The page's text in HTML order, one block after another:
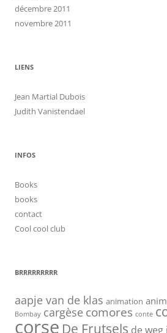
décembre 2011
novembre 2011
LIENS
Jean Martial Dubois
Judith Vanistendael
INFOS
Books
books
contact
Cool cool club
BRRRRRRRRR
aapje van de klas animation
Bombay cargèse comores conte
corse De Frutsels de